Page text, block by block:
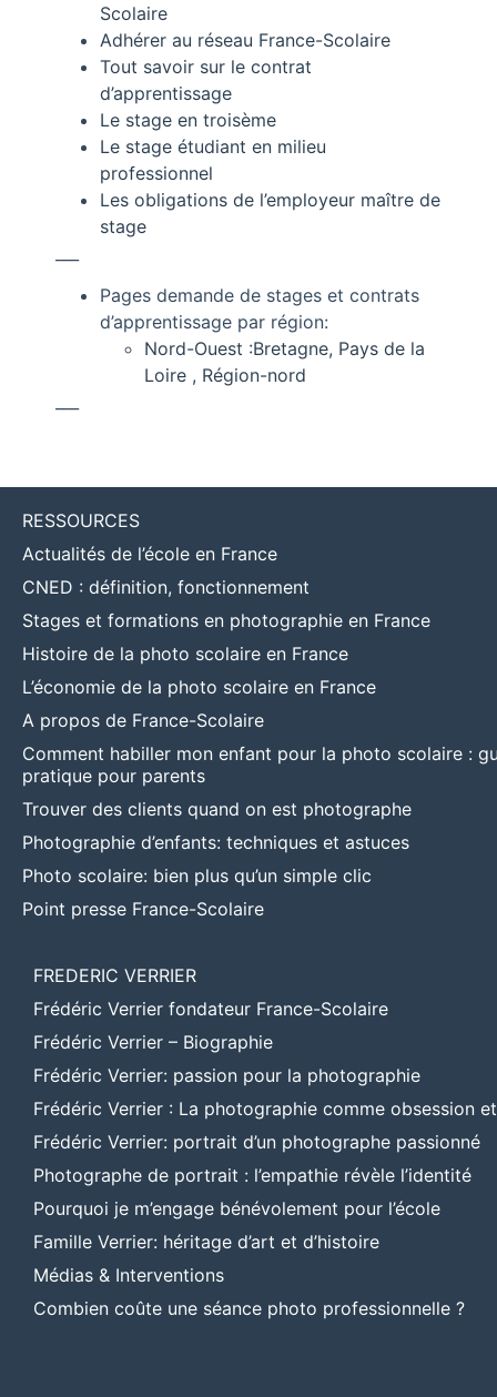
Scolaire
Adhérer au réseau France-Scolaire
Tout savoir sur le contrat
d’apprentissage
Le stage en troisème
Le stage étudiant en milieu
professionnel
Les obligations de l’employeur maître de
stage
Pages demande de stages et contrats
d’apprentissage par région:
Nord-Ouest :Bretagne, Pays de la
Loire , Région-nord
RESSOURCES
Actualités de l’école en France
CNED : définition, fonctionnement
Stages et formations en photographie en France
Histoire de la photo scolaire en France
L’économie de la photo scolaire en France
A propos de France-Scolaire
Comment habiller mon enfant pour la photo scolaire :
pratique pour parents
Trouver des clients quand on est photographe
Photographie d’enfants: techniques et astuces
Photo scolaire: bien plus qu’un simple clic
Point presse France-Scolaire
FREDERIC VERRIER
Frédéric Verrier fondateur France-Scolaire
Frédéric Verrier – Biographie
Frédéric Verrier: passion pour la photographie
Frédéric Verrier : La photographie comme obsession
Frédéric Verrier: portrait d’un photographe passionné
Photographe de portrait : l’empathie révèle l’identité
Pourquoi je m’engage bénévolement pour l’école
Famille Verrier: héritage d’art et d’histoire
Médias & Interventions
Combien coûte une séance photo professionnelle ?